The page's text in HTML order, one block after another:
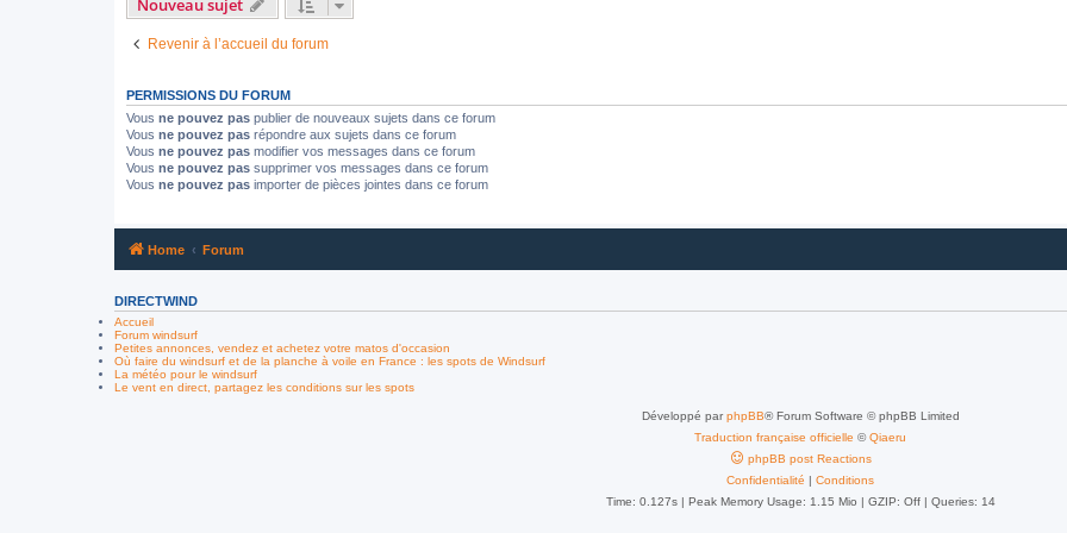
Revenir à l’accueil du forum
PERMISSIONS DU FORUM
Vous ne pouvez pas publier de nouveaux sujets dans ce forum
Vous ne pouvez pas répondre aux sujets dans ce forum
Vous ne pouvez pas modifier vos messages dans ce forum
Vous ne pouvez pas supprimer vos messages dans ce forum
Vous ne pouvez pas importer de pièces jointes dans ce forum
Home Forum
DIRECTWIND
Accueil
Forum windsurf
Petites annonces, vendez et achetez votre matos d'occasion
Où faire du windsurf et de la planche à voile en France : les spots de Windsurf
La météo pour le windsurf
Le vent en direct, partagez les conditions sur les spots
Développé parphpBB® Forum Software © phpBB Limited
Traduction française officielle ©Qiaeru
phpBB post Reactions
Confidentialité | Conditions
Time: 0.127s| Peak Memory Usage: 1.15 Mio | GZIP: Off | Queries: 14